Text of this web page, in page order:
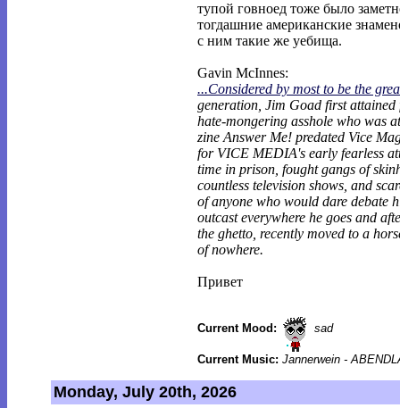
тупой говноед тоже было
тогдашние американские
с ним такие же уебища.
Gavin McInnes:
...Considered by most to be the
generation, Jim Goad first attained
hate-mongering asshole who was
zine Answer Me! predated Vice
for VICE MEDIA's early fearless
time in prison, fought gangs of
countless television shows, and
of anyone who would dare debate
outcast everywhere he goes and
the ghetto, recently moved to a
of nowhere.
Привет
Current Mood: sad
Current Music: Jannerwein -
Monday, July 20th, 2026